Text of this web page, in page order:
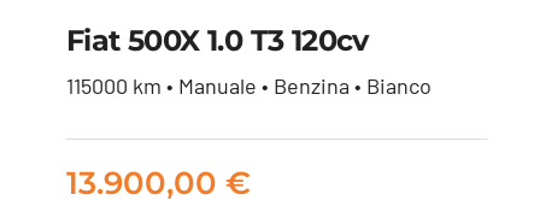
Fiat 500X 1.0 t3 120cv
13.900,00
Fiat 500X 1.0 T3 120cv
115000 km • Manuale • Benzina • Bianco
13.900,00 €